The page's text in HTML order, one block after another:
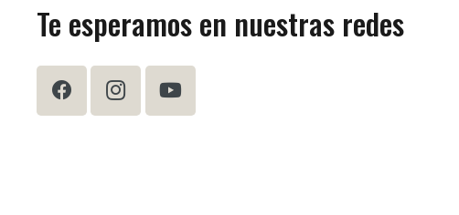
Te esperamos en nuestras redes